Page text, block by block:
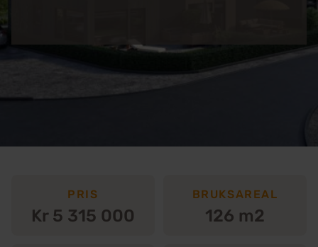
PRIS
Kr 5 315 000
BRUKSAREAL
126 m2